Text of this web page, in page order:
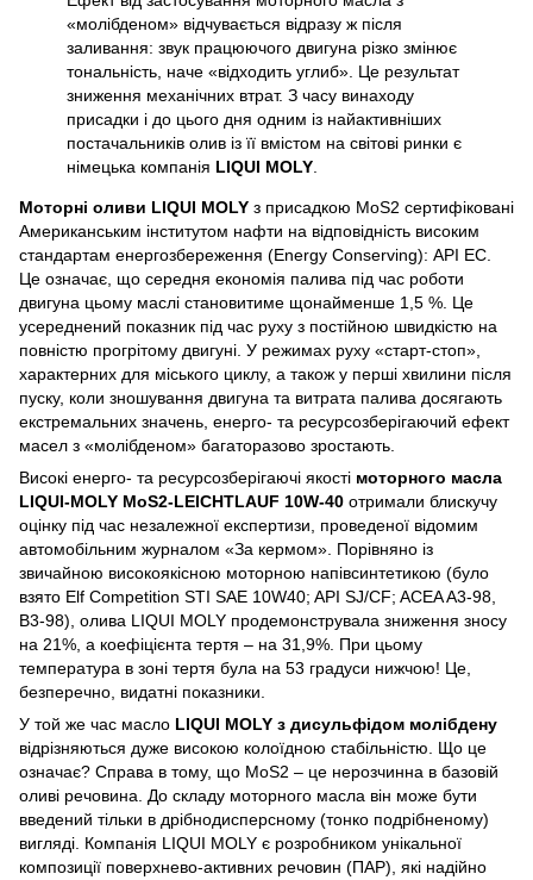
«молібденом» відчувається відразу ж після
заливання: звук працюючого двигуна різко змінює
тональність, наче «відходить углиб». Це результат
зниження механічних втрат. З часу винаходу
присадки і до цього дня одним із найактивніших
постачальників олив із її вмістом на світові ринки є
німецька компанія LIQUI MOLY.
Моторні оливи LIQUI MOLY з присадкою MoS2 сертифіковані
Американським інститутом нафти на відповідність високим
стандартам енергозбереження (Energy Conserving): API EC.
Це означає, що середня економія палива під час роботи
двигуна цьому маслі становитиме щонайменше 1,5 %. Це
усереднений показник під час руху з постійною швидкістю на
повністю прогрітому двигуні. У режимах руху «старт-стоп»,
характерних для міського циклу, а також у перші хвилини після
пуску, коли зношування двигуна та витрата палива досягають
екстремальних значень, енерго- та ресурсозберігаючий ефект
масел з «молібденом» багаторазово зростають.
Високі енерго- та ресурсозберігаючі якості моторного масла
LIQUI-MOLY MoS2-LEICHTLAUF 10W-40 отримали блискучу
оцінку під час незалежної експертизи, проведеної відомим
автомобільним журналом «За кермом». Порівняно із
звичайною високоякісною моторною напівсинтетикою (було
взято Elf Competition STI SAE 10W40; API SJ/CF; ACEA A3-98,
B3-98), олива LIQUI MOLY продемонструвала зниження зносу
на 21%, а коефіцієнта тертя – на 31,9%. При цьому
температура в зоні тертя була на 53 градуси нижчою! Це,
безперечно, видатні показники.
У той же час масло LIQUI MOLY з дисульфідом молібдену
відрізняються дуже високою колоїдною стабільністю. Що це
означає? Справа в тому, що MoS2 – це нерозчинна в базовій
оливі речовина. До складу моторного масла він може бути
введений тільки в дрібнодисперсному (тонко подрібненому)
вигляді. Компанія LIQUI MOLY є розробником унікальної
композиції поверхнево-активних речовин (ПАР), які надійно